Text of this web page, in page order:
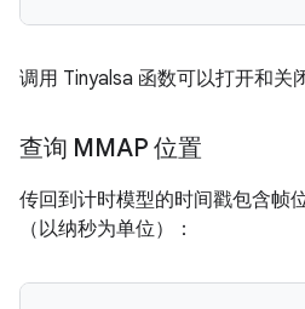
调用 Tinyalsa 函数可以打开和关
查询 MMAP 位置
传回到计时模型的时间戳包含帧
（以纳秒为单位）：